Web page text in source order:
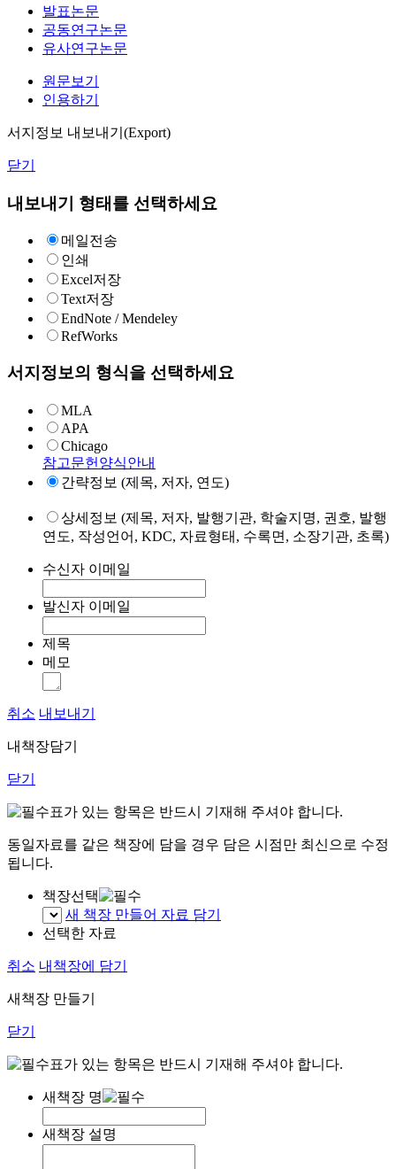
발표논문
공동연구논문
유사연구논문
원문보기
인용하기
서지정보 내보내기(Export)
닫기
내보내기 형태를 선택하세요
메일전송
인쇄
Excel저장
Text저장
EndNote / Mendeley
RefWorks
서지정보의 형식을 선택하세요
MLA
APA
Chicago
참고문헌양식안내
간략정보 (제목, 저자, 연도)
상세정보 (제목, 저자, 발행기관, 학술지명, 권호, 발행
연도, 작성언어, KDC, 자료형태, 수록면, 소장기관, 초록)
수신자 이메일
발신자 이메일
제목
메모
취소 내보내기
내책장담기
닫기
표가 있는 항목은 반드시 기재해 주셔야 합니다.
동일자료를 같은 책장에 담을 경우 담은 시점만 최신으로 수정
됩니다.
책장선택
새 책장 만들어 자료 담기
선택한 자료
취소 내책장에 담기
새책장 만들기
닫기
표가 있는 항목은 반드시 기재해 주셔야 합니다.
새책장 명
새책장 설명